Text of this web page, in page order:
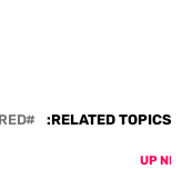
RELATED TOPICS:
UP